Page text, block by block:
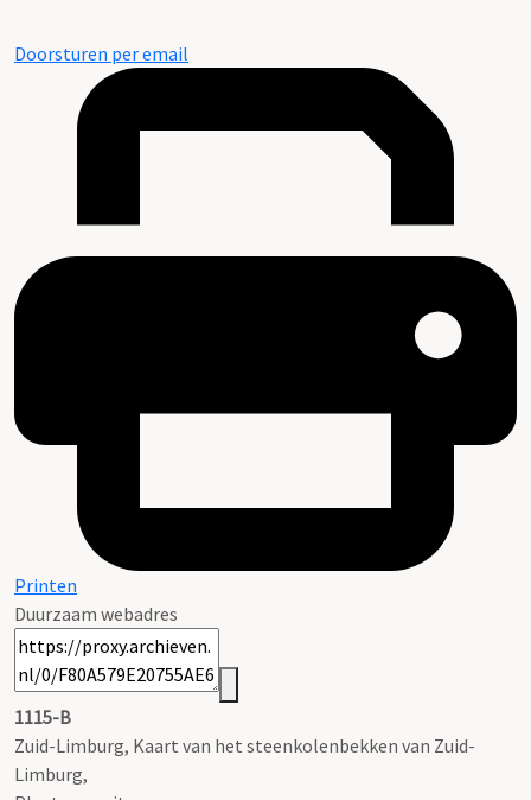
Doorsturen per email
Printen
Duurzaam webadres
1115-B
Zuid-Limburg, Kaart van het steenkolenbekken van Zuid-
Limburg,